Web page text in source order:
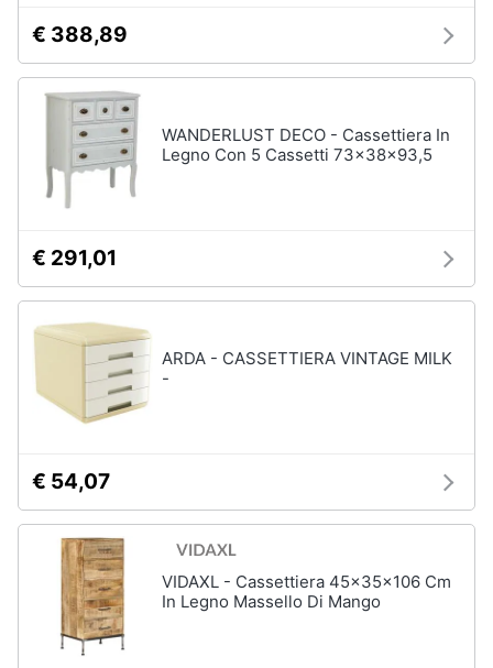
Vedi
tutti
Lavanderia
Portabiancheria
Lavatoio
lavanderia
Armadio
portascope
€ 388,89
WANDERLUST DECO - Cassettiera In
Legno Con 5 Cassetti 73x38x93,5
€ 291,01
ARDA - CASSETTIERA VINTAGE MILK
-
€ 54,07
VIDAXL - Cassettiera 45x35x106 Cm
In Legno Massello Di Mango